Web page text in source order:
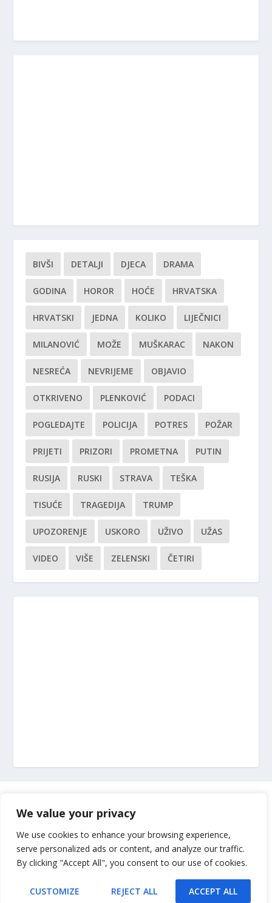
We value your privacy
We use cookies to enhance your browsing experience,
serve personalized ads or content, and analyze our traffic.
By clicking "Accept All", you consent to our use of cookies.
CUSTOMIZE REJECT ALL ACCEPT ALL
BIVŠI DETALJI DJECA DRAMA
GODINA HOROR HOĆE HRVATSKA
HRVATSKI JEDNA KOLIKO LIJEČNICI
MILANOVIĆ MOŽE MUŠKARAC NAKON
NESREĆA NEVRIJEME OBJAVIO
OTKRIVENO PLENKOVIĆ PODACI
POGLEDAJTE POLICIJA POTRES POŽAR
PRIJETI PRIZORI PROMETNA PUTIN
RUSIJA RUSKI STRAVA TEŠKA
TISUĆE TRAGEDIJA TRUMP
UPOZORENJE USKORO UŽIVO UŽAS
VIDEO VIŠE ZELENSKI ČETIRI
Impressum
Uvjeti korištenja
Kontakt